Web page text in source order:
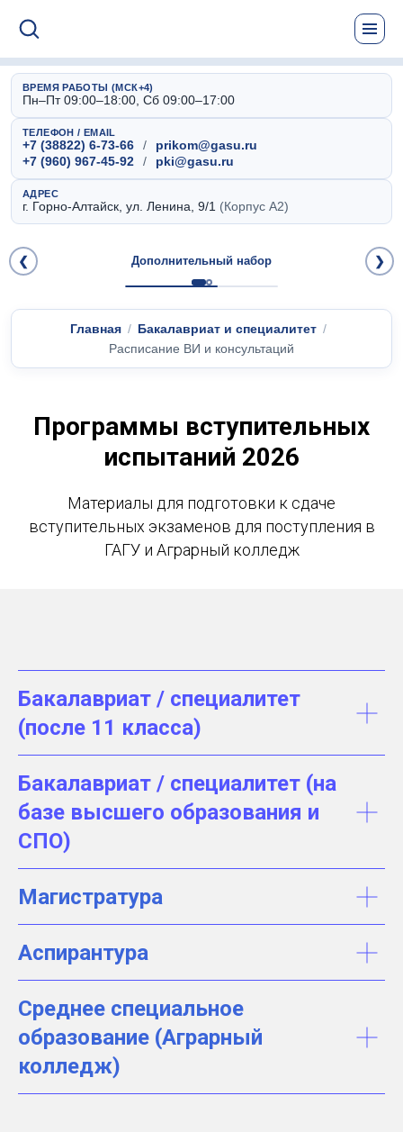
ВРЕМЯ РАБОТЫ (МСК+4)
Пн–Пт 09:00–18:00, Сб 09:00–17:00
ТЕЛЕФОН / EMAIL
+7 (38822) 6-73-66 /
prikom@gasu.ru
+7 (960) 967-45-92
/ pki@gasu.ru
АДРЕС
г. Горно-Алтайск, ул. Ленина, 9/1 (Корпус А2)
❮ Дополнительный набор ❯
Главная
Бакалавриат и специалитет
Расписание ВИ и консультаций
Программы вступительных
испытаний 2026
Материалы для подготовки к сдаче
вступительных экзаменов для поступления в
ГАГУ и Аграрный колледж
Бакалавриат / специалитет
(после 11 класса)
Бакалавриат / специалитет (на
базе высшего образования и
СПО)
Магистратура
Аспирантура
Среднее специальное
образование (Аграрный
колледж)